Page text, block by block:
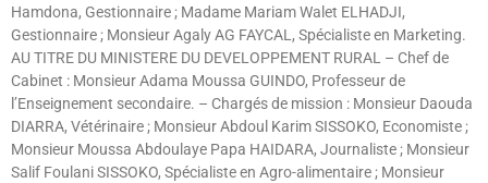
Hamdona, Gestionnaire ; Madame Mariam Walet ELHADJI,
Gestionnaire ; Monsieur Agaly AG FAYCAL, Spécialiste en Marketing.
AU TITRE DU MINISTERE DU DEVELOPPEMENT RURAL – Chef de
Cabinet : Monsieur Adama Moussa GUINDO, Professeur de
l’Enseignement secondaire. – Chargés de mission : Monsieur Daouda
DIARRA, Vétérinaire ; Monsieur Abdoul Karim SISSOKO, Economiste ;
Monsieur Moussa Abdoulaye Papa HAIDARA, Journaliste ; Monsieur
Salif Foulani SISSOKO, Spécialiste en Agro-alimentaire ; Monsieur